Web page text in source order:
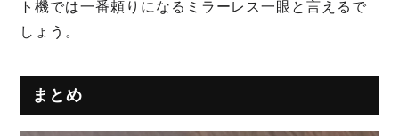
ト機では一番頼りになるミラーレス一眼と言えるで
しょう。
まとめ